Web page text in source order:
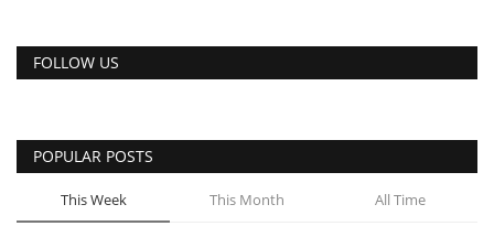
FOLLOW US
POPULAR POSTS
This Week This Month All Time